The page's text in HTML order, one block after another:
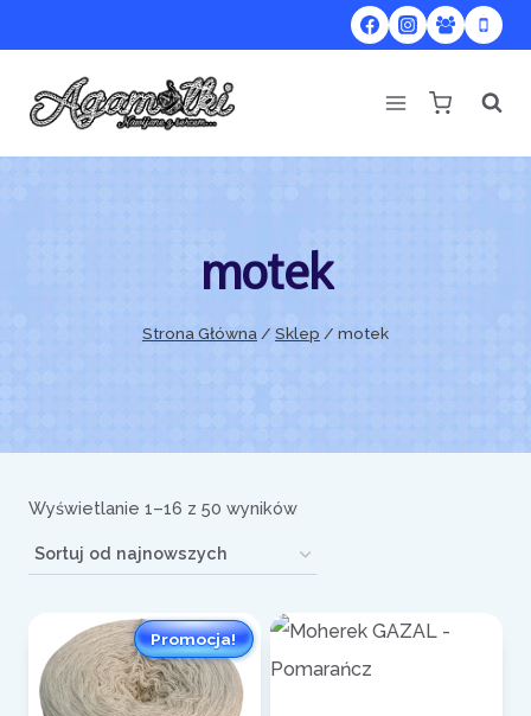
do
treści
motek
Strona Główna / Sklep / motek
Wyświetlanie 1–16 z 50 wynikówPosortowane
najnowszych
Promocja!